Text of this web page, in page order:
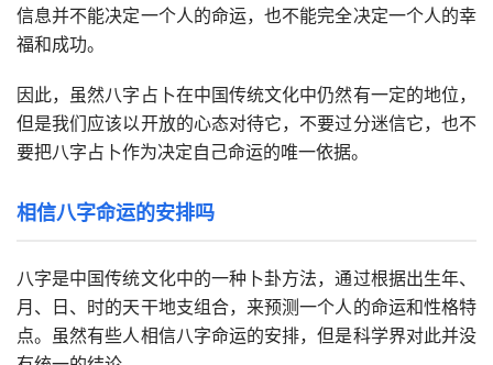
信息并不能决定一个人的命运，也不能完全决定一个人的幸
福和成功。
因此，虽然八字占卜在中国传统文化中仍然有一定的地位，
但是我们应该以开放的心态对待它，不要过分迷信它，也不
要把八字占卜作为决定自己命运的唯一依据。
相信八字命运的安排吗
八字是中国传统文化中的一种卜卦方法，通过根据出生年、
月、日、时的天干地支组合，来预测一个人的命运和性格特
点。虽然有些人相信八字命运的安排，但是科学界对此并没